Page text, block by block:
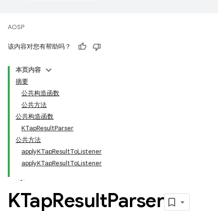
AOSP
该内容对您有帮助吗？
本页内容
摘要
公共构造函数
公共方法
公共构造函数
KTapResultParser
公共方法
applyKTapResultToListener
applyKTapResultToListener
KTapResultParser